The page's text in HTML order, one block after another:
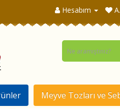
Hesabım
Meyve Tozları ve